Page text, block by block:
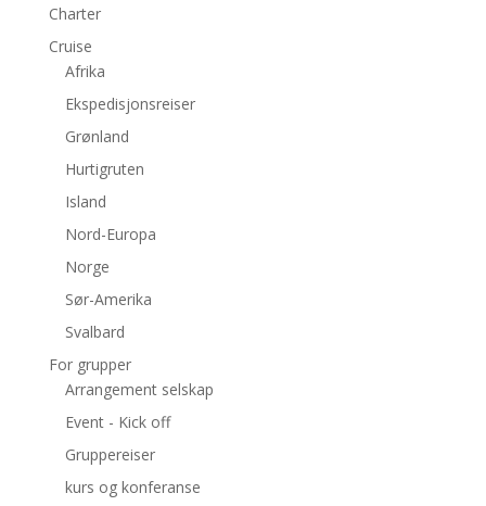
Charter
Cruise
Afrika
Ekspedisjonsreiser
Grønland
Hurtigruten
Island
Nord-Europa
Norge
Sør-Amerika
Svalbard
For grupper
Arrangement selskap
Event - Kick off
Gruppereiser
kurs og konferanse